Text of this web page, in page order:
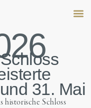
31. Mai
historische Schloss